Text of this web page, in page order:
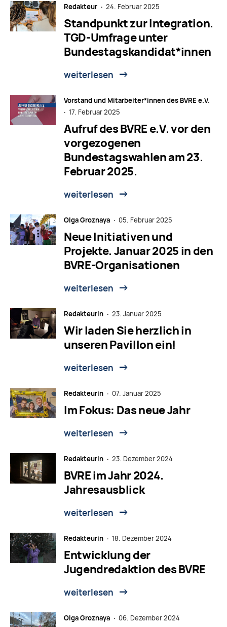
Redakteur · 24. Februar 2025
Standpunkt zur Integration.
TGD-Umfrage unter
Bundestagskandidat*innen
weiterlesen
Vorstand und Mitarbeiter*innen des BVRE e.V.
· 17. Februar 2025
Aufruf des BVRE e.V. vor den
vorgezogenen
Bundestagswahlen am 23.
Februar 2025.
weiterlesen
Olga Groznaya · 05. Februar 2025
Neue Initiativen und
Projekte. Januar 2025 in den
BVRE-Organisationen
weiterlesen
Redakteurin · 23. Januar 2025
Wir laden Sie herzlich in
unseren Pavillon ein!
weiterlesen
Redakteurin · 07. Januar 2025
Im Fokus: Das neue Jahr
weiterlesen
Redakteurin · 23. Dezember 2024
BVRE im Jahr 2024.
Jahresausblick
weiterlesen
Redakteurin · 18. Dezember 2024
Entwicklung der
Jugendredaktion des BVRE
weiterlesen
Olga Groznaya · 06. Dezember 2024